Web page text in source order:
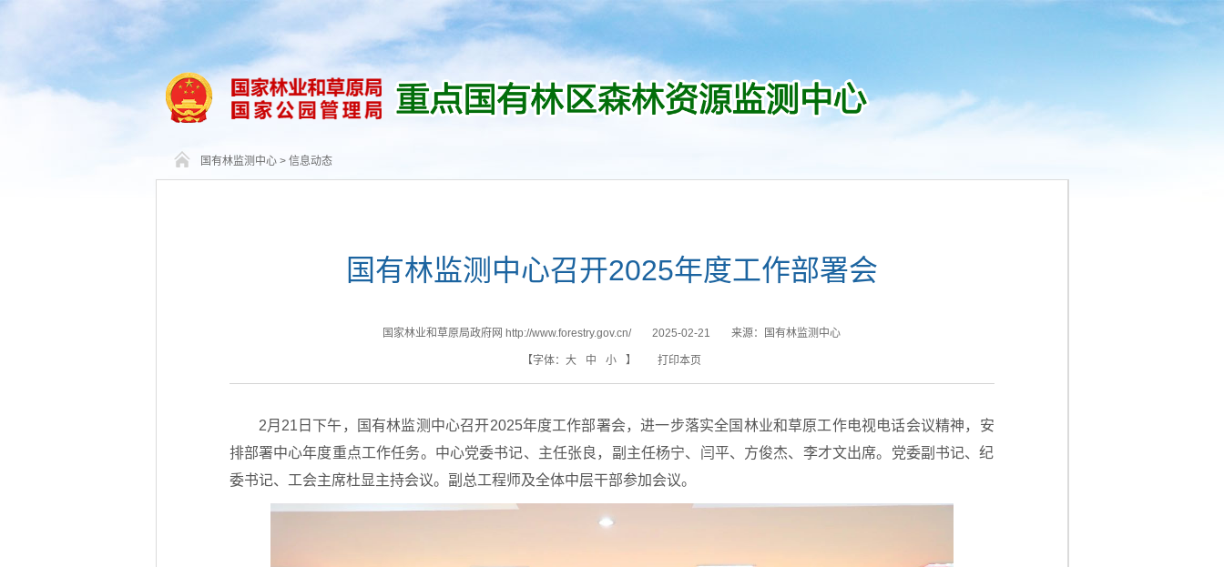
国有林监测中心 > 信息动态
国有林监测中心召开2025年度工作部署会
国家林业和草原局政府网 http://www.forestry.gov.cn/ 2025-02-21 来源： 国有林监测中心
【字体： 大 中 小 】 打印本页
2月21日下午，国有林监测中心召开2025年度工作部署会，进一步落实全国林业和草原工作电视电话会议精神，安
排部署中心年度重点工作任务。中心党委书记、主任张良，副主任杨宁、闫平、方俊杰、李才文出席。党委副书记、纪
委书记、工会主席杜显主持会议。副总工程师及全体中层干部参加会议。